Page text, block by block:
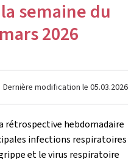
semaine du
2026
Dernière modification le 05.03.2026
rétrospective hebdomadaire
infections respiratoires
et le virus respiratoire